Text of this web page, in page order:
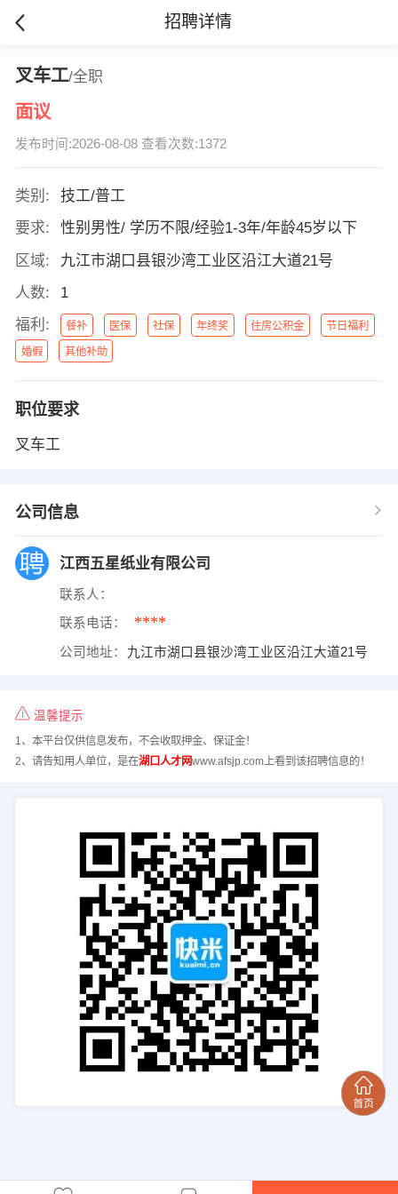
招聘详情
叉车工/全职
面议
发布时间:2026-08-08 查看次数:1372
类别:
技工/普工
要求:
性别男性/ 学历不限/经验1-3年/年龄45岁以下
区域:
九江市湖口县银沙湾工业区沿江大道21号
人数:
1
福利:
餐补 医保 社保 年终奖 住房公积金 节日福利
婚假 其他补助
职位要求
叉车工
公司信息
江西五星纸业有限公司
联系人：
联系电话： ****
公司地址： 九江市湖口县银沙湾工业区沿江大道21号
温馨提示
1、本平台仅供信息发布，不会收取押金、保证金！
2、请告知用人单位，是在湖口人才网www.afsjp.com上看到该招聘信息的！